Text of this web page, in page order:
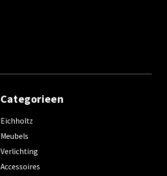
Categorieen
Eichholtz
Meubels
Verlichting
Accessoires